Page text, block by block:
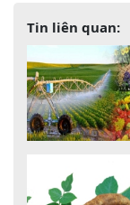
Tin liên quan: